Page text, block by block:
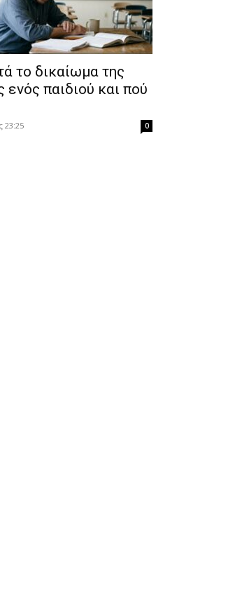
το δικαίωμα της
ενός παιδιού και πού
23:25 0